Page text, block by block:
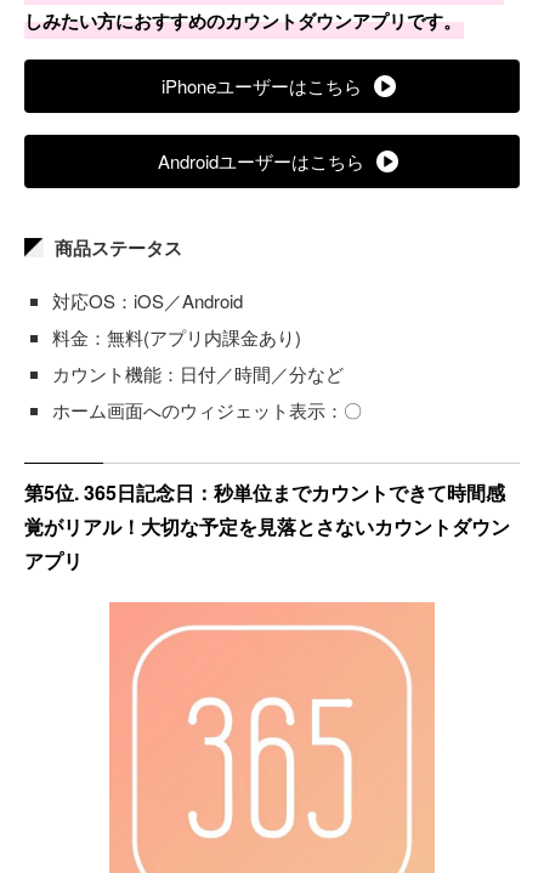
しみたい方におすすめのカウントダウンアプリです。
iPhoneユーザーはこちら
Androidユーザーはこちら
商品ステータス
対応OS：iOS／Android
料金：無料(アプリ内課金あり)
カウント機能：日付／時間／分など
ホーム画面へのウィジェット表示：〇
第5位. 365日記念日：秒単位までカウントできて時間感
覚がリアル！大切な予定を見落とさないカウントダウン
アプリ